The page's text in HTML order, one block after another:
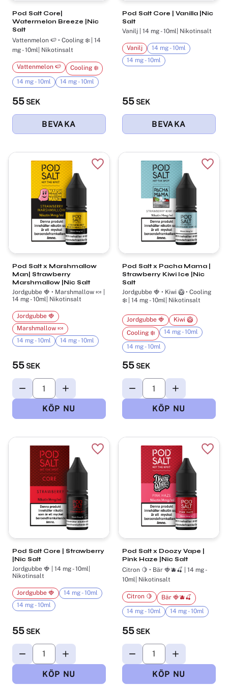
Pod Salt Core|
Watermelon Breeze |Nic
Salt
Vattenmelon 🍉 • Cooling ❄️ | 14
mg - 10ml| Nikotinsalt
55 SEK
Vattenmelon 🍉
Cooling ❄️
14 mg - 10ml
14 mg - 10ml
Pod Salt Core | Vanilla |Nic
Salt
Vanilj | 14 mg - 10ml| Nikotinsalt
55 SEK
Vanilj
14 mg - 10ml
14 mg - 10ml
Pod Salt x Marshmallow
Man| Strawberry
Marshmallow |Nic Salt
Jordgubbe 🍓 • Marshmallow 🍬 |
14 mg - 10ml| Nikotinsalt
55 SEK
Jordgubbe 🍓
Marshmallow 🍬
14 mg - 10ml
14 mg - 10ml
Lägg till i favoriter
Pod Salt x Pacha Mama |
Strawberry Kiwi Ice |Nic
Salt
Jordgubbe 🍓 • Kiwi 🥝 • Cooling
❄️ | 14 mg - 10ml| Nikotinsalt
55 SEK
Jordgubbe 🍓
Kiwi 🥝
Cooling ❄️
14 mg - 10ml
14 mg - 10ml
Pod Salt Core | Strawberry
|Nic Salt
Jordgubbe 🍓 | 14 mg - 10ml|
Nikotinsalt
55 SEK
Jordgubbe 🍓
14 mg - 10ml
14 mg - 10ml
Lägg till i favoriter
Pod Salt x Doozy Vape |
Pink Haze |Nic Salt
Citron 🍋 • Bär 🍓🫐🍒 | 14 mg -
10ml| Nikotinsalt
55 SEK
Citron 🍋
Bär 🍓🫐🍒
14 mg - 10ml
14 mg - 10ml